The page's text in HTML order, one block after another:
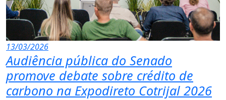
13/03/2026
Audiência pública do Senado
promove debate sobre crédito de
carbono na Expodireto Cotrijal 2026